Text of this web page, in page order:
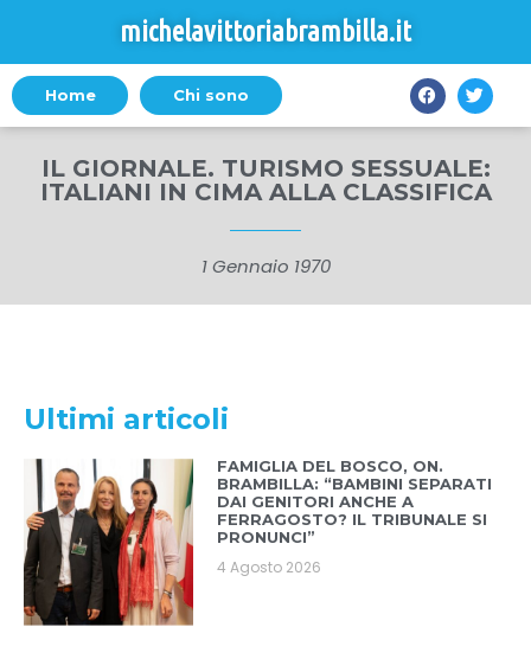
michelavittoriabrambilla.it
Home Chi sono
IL GIORNALE. TURISMO SESSUALE:
ITALIANI IN CIMA ALLA CLASSIFICA
1 Gennaio 1970
Ultimi articoli
FAMIGLIA DEL BOSCO, ON.
BRAMBILLA: “BAMBINI SEPARATI
DAI GENITORI ANCHE A
FERRAGOSTO? IL TRIBUNALE SI
PRONUNCI”
4 Agosto 2026